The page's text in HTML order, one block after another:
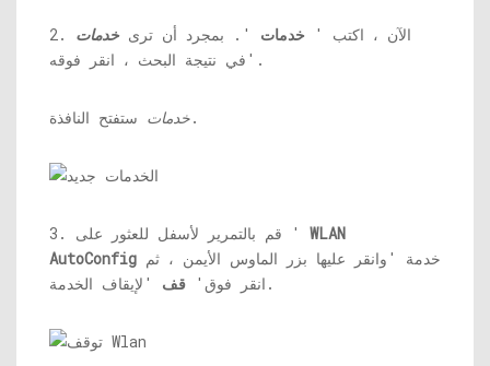
2. الآن ، اكتب ' خدمات '. بمجرد أن ترىخدمات
'في نتيجة البحث ، انقر فوقه.
خدماتستفتح النافذة.
3. قم بالتمرير لأسفل للعثور على ' WLAN
AutoConfig
انقر فوق' قف 'لإيقاف الخدمة.